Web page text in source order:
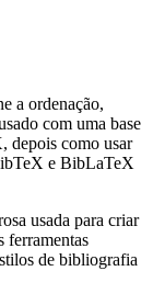
a ordenação,
com uma base
depois como usar
e BibLaTeX
usada para criar
ferramentas
de bibliografia